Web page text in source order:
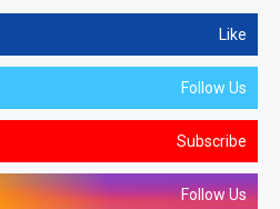
Like
Follow Us
Subscribe
Follow Us